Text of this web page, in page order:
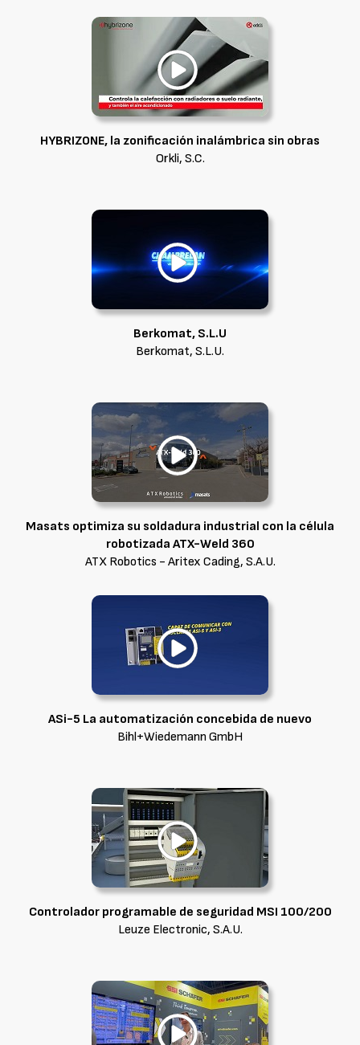
HYBRIZONE, la zonificación inalámbrica sin obras
Orkli, S.C.
Berkomat, S.L.U
Berkomat, S.L.U.
Masats optimiza su soldadura industrial con la célula
robotizada ATX-Weld 360
ATX Robotics - Aritex Cading, S.A.U.
ASi-5 La automatización concebida de nuevo
Bihl+Wiedemann GmbH
Controlador programable de seguridad MSI 100/200
Leuze Electronic, S.A.U.